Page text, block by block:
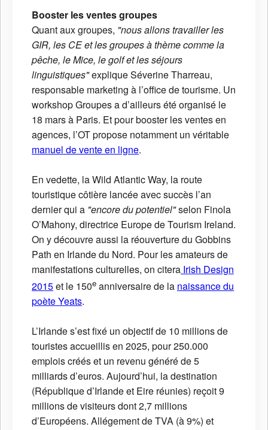
Booster les ventes groupes
Quant aux groupes, "nous allons travailler les
GIR, les CE et les groupes à thème comme la
pêche, le Mice, le golf et les séjours
linguistiques"explique Séverine Tharreau,
responsable marketing à l’office de tourisme. Un
workshop Groupes a d’ailleurs été organisé le
18 mars à Paris. Et pour booster les ventes en
agences, l’OT propose notamment un véritable
manuel de vente en ligne.
En vedette, la Wild Atlantic Way, la route
touristique côtière lancée avec succès l’an
dernier qui a "encore du potentiel"selon Finola
O’Mahony, directrice Europe de Tourism Ireland.
On y découvre aussi la réouverture du Gobbins
Path en Irlande du Nord. Pour les amateurs de
manifestations culturelles, on citera Irish Design
2015et le 150e anniversaire de la naissance du
poète Yeats.
L’Irlande s’est fixé un objectif de 10 millions de
touristes accueillis en 2025, pour 250.000
emplois créés et un revenu généré de 5
milliards d’euros. Aujourd’hui, la destination
(République d’Irlande et Eire réunies) reçoit 9
millions de visiteurs dont 2,7 millions
d’Européens. Allégement de TVA (à 9%) et